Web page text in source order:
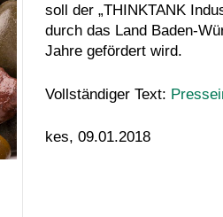
soll der „THINKTANK
durch das Land Baden-
Jahre gefördert wird.
Vollständiger Text:
kes, 09.01.2018